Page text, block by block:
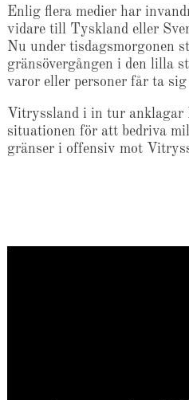
Enlig flera medier har
vidare till Tyskland eller
Nu under tisdagsmorgonen
gränsövergången i den lilla
varor eller personer får ta
Vitryssland i in tur
situationen för att bedriva
gränser i offensiv mot